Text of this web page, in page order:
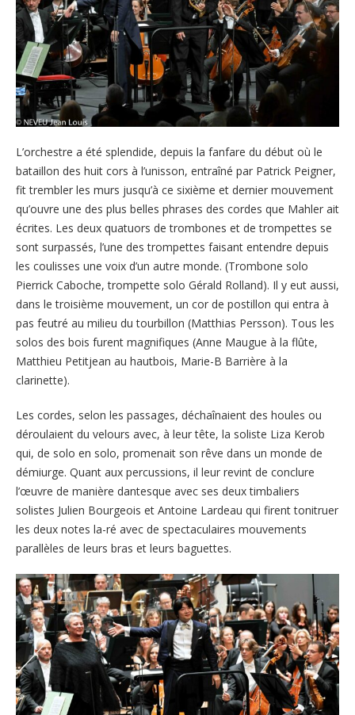
L’orchestre a été splendide, depuis la fanfare du début où le
bataillon des huit cors à l’unisson, entraîné par Patrick Peigner,
fit trembler les murs jusqu’à ce sixième et dernier mouvement
qu’ouvre une des plus belles phrases des cordes que Mahler ait
écrites. Les deux quatuors de trombones et de trompettes se
sont surpassés, l’une des trompettes faisant entendre depuis
les coulisses une voix d’un autre monde. (Trombone solo
Pierrick Caboche, trompette solo Gérald Rolland). Il y eut aussi,
dans le troisième mouvement, un cor de postillon qui entra à
pas feutré au milieu du tourbillon (Matthias Persson). Tous les
solos des bois furent magnifiques (Anne Maugue à la flûte,
Matthieu Petitjean au hautbois, Marie-B Barrière à la
clarinette).
Les cordes, selon les passages, déchaînaient des houles ou
déroulaient du velours avec, à leur tête, la soliste Liza Kerob
qui, de solo en solo, promenait son rêve dans un monde de
démiurge. Quant aux percussions, il leur revint de conclure
l’œuvre de manière dantesque avec ses deux timbaliers
solistes Julien Bourgeois et Antoine Lardeau qui firent tonitruer
les deux notes la-ré avec de spectaculaires mouvements
parallèles de leurs bras et leurs baguettes.